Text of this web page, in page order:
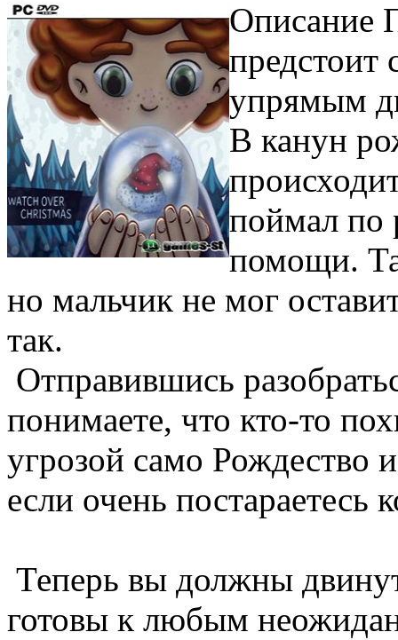
Описание
предстоит
упрямым
В канун
поймал по
помощи.
но мальчик не мог
так.
Отправившись
понимаете, что кто-то
угрозой само Рождество
если очень постараетесь
Теперь вы должны
готовы к любым